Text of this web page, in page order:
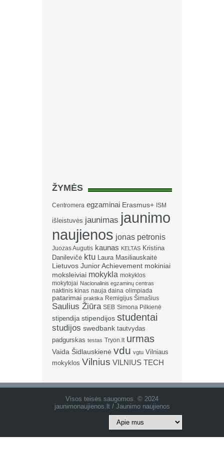
ŽYMĖS
Centromera egzaminai Erasmus+ ISM
išleistuvės jaunimas jaunimo
naujienos jonas petronis
Juozas Augutis kaunas KELTAS Kristina
Danilevičė ktu Laura Masiliauskaitė
Lietuvos Junior Achievement mokiniai
moksleiviai mokykla mokyklos
mokytojai Nacionalinis egzaminų centras
naktinis kinas nauja daina olimpiada
patarimai praktika Remigijus Šimašius
Saulius Žiūra SEB Simona Pilkienė
stipendija stipendijos studentai
studijos swedbank tautvydas
padgurskas testas Tryon.lt urmas
Vaida Šidlauskienė vdu vgtu Vilniaus
mokyklos Vilnius VILNIUS TECH
Visos teisės saugomos. © 2024
jaunimonaujienos.lt / Jaunimo naujienos